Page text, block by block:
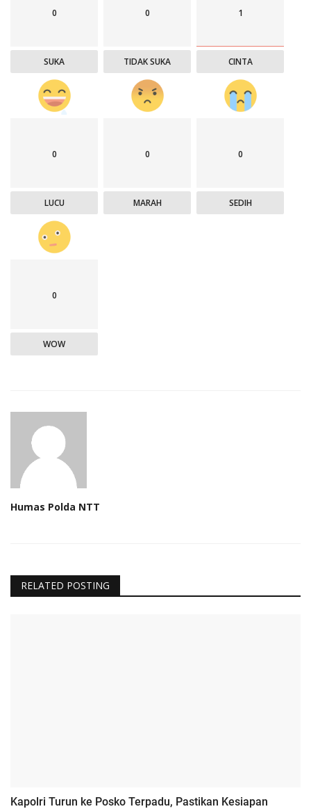
0
SUKA
0
TIDAK SUKA
1
CINTA
0
LUCU
0
MARAH
0
SEDIH
0
WOW
Humas Polda NTT
RELATED POSTING
Kapolri Turun ke Posko Terpadu, Pastikan Kesiapan